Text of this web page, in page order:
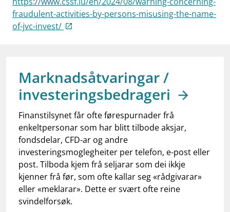
work_outlineJobb hos oss
dashboardInformasjon for investorer
fraudulent-activities-by-persons-misusing-the-name-
of-jvc-invest/
Marknadsåtvaringar /
investeringsbedrageri
Finanstilsynet får ofte førespurnader frå
enkeltpersonar som har blitt tilbode aksjar,
fondsdelar, CFD-ar og andre
investeringsmoglegheiter per telefon, e-post eller
post. Tilboda kjem frå seljarar som dei ikkje
kjenner frå før, som ofte kallar seg «rådgivarar»
eller «meklarar». Dette er svært ofte reine
svindelforsøk.